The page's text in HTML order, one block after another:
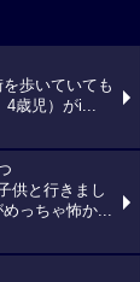
歩いていても
4歳児）がi...
供と行きまし
っちゃ怖か...